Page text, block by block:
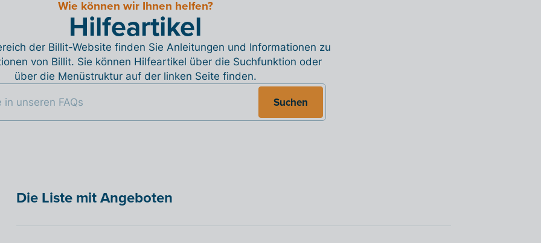
Wie können wir Ihnen helfen?
Hilfeartikel
der Billit-Website finden Sie Anleitungen und Informationen zu
von Billit. Sie können Hilfeartikel über die Suchfunktion oder
über die Menüstruktur auf der linken Seite finden.
Suchen
Die Liste mit Angeboten